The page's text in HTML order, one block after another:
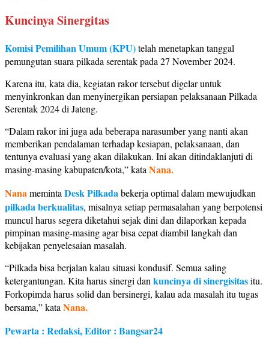
Kuncinya Sinergitas
Komisi Pemilihan Umum (KPU)telah menetapkan tanggal
pemungutan suara pilkada serentak pada 27 November 2024.
Karena itu, kata dia, kegiatan rakor tersebut digelar untuk
menyinkronkan dan menyinergikan persiapan pelaksanaan Pilkada
Serentak 2024 di Jateng.
“Dalam rakor ini juga ada beberapa narasumber yang nanti akan
memberikan pendalaman terhadap kesiapan, pelaksanaan, dan
tentunya evaluasi yang akan dilakukan. Ini akan ditindaklanjuti di
masing-masing kabupaten/kota,” kata Nana.
Nanameminta Desk Pilkadabekerja optimal dalam mewujudkan
pilkada berkualitas, misalnya setiap permasalahan yang berpotensi
muncul harus segera diketahui sejak dini dan dilaporkan kepada
pimpinan masing-masing agar bisa cepat diambil langkah dan
kebijakan penyelesaian masalah.
“Pilkada bisa berjalan kalau situasi kondusif. Semua saling
ketergantungan. Kita harus sinergi dan kuncinya di sinergisitasitu.
Forkopimda harus solid dan bersinergi, kalau ada masalah itu tugas
bersama,” kata Nana.
Pewarta : Redaksi, Editor : Bangsar24